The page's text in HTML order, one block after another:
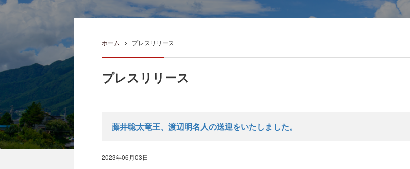
ホーム プレスリリース
プレスリリース
藤井聡太竜王、渡辺明名人の送迎をいたしました。
2023年06月03日